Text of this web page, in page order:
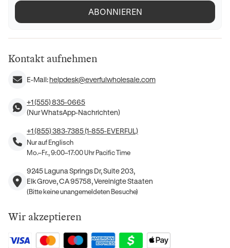
ABONNIEREN
Kontakt aufnehmen
E-Mail:helpdesk@everfulwholesale.com
+1 (555) 835-0665
(Nur WhatsApp-Nachrichten)
+1 (855) 383-7385 (1-855-EVERFUL)
Nur auf Englisch
Mo.–Fr., 9:00–17:00 Uhr Pacific Time
9245 Laguna Springs Dr, Suite 203,
Elk Grove, CA 95758, Vereinigte Staaten
(Bitte keine unangemeldeten Besuche)
Wir akzeptieren